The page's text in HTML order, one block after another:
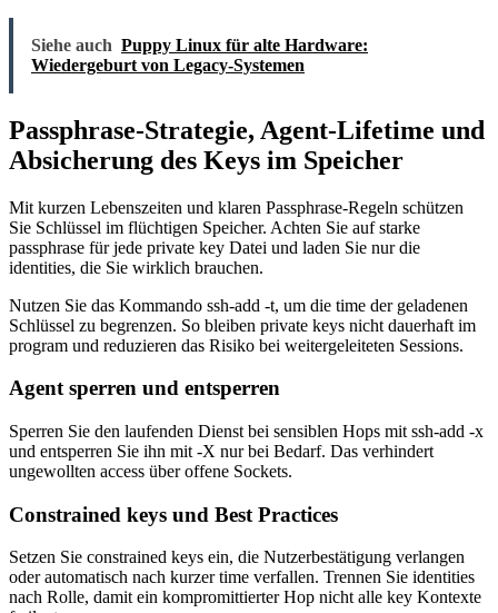
Siehe auch Puppy Linux für alte Hardware:
Wiedergeburt von Legacy-Systemen
Passphrase-Strategie, Agent-Lifetime und
Absicherung des Keys im Speicher
Mit kurzen Lebenszeiten und klaren Passphrase-Regeln schützen
Sie Schlüssel im flüchtigen Speicher. Achten Sie auf starke
passphrase für jede private key Datei und laden Sie nur die
identities, die Sie wirklich brauchen.
Nutzen Sie das Kommando ssh-add -t, um die time der geladenen
Schlüssel zu begrenzen. So bleiben private keys nicht dauerhaft im
program und reduzieren das Risiko bei weitergeleiteten Sessions.
Agent sperren und entsperren
Sperren Sie den laufenden Dienst bei sensiblen Hops mit ssh-add -x
und entsperren Sie ihn mit -X nur bei Bedarf. Das verhindert
ungewollten access über offene Sockets.
Constrained keys und Best Practices
Setzen Sie constrained keys ein, die Nutzerbestätigung verlangen
oder automatisch nach kurzer time verfallen. Trennen Sie identities
nach Rolle, damit ein kompromittierter Hop nicht alle key Kontexte